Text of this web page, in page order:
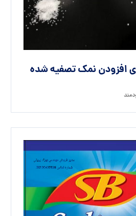
افزودن نمک تصفیه شده